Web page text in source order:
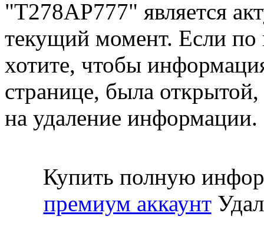
"Т278АР777" является
текущий момент. Если
хотите, чтобы
странице, была открытой,
на удаление информации.
Купить полную
премиум аккаунт